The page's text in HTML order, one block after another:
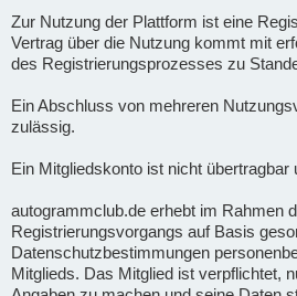
Zur Nutzung der Plattform ist eine
Vertrag über die Nutzung kommt mit
des Registrierungsprozesses zu
Ein Abschluss von mehreren
zulässig.
Ein Mitgliedskonto ist nicht übertragbar
autogrammclub.de erhebt im Rahmen
Registrierungsvorgangs auf Basis
Datenschutzbestimmungen
Mitglieds. Das Mitglied ist verpflichtet,